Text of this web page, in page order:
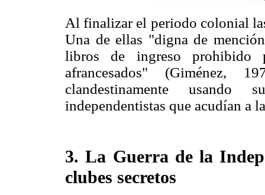
Al finalizar el periodo colonial
Una de ellas "digna de
libros de ingreso
afrancesados" (Giménez,
clandestinamente
independentistas que acudían a
3. La Guerra de la
clubes secretos